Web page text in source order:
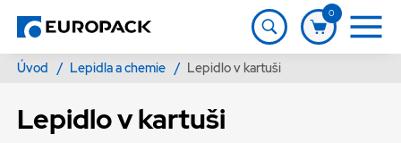
0
Úvod / Lepidla a chemie / Lepidlo v kartuši
Lepidlo v kartuši